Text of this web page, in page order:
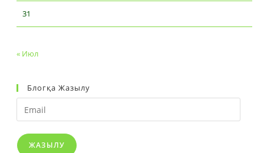
31
« Июл
Блогқа Жазылу
Email
ЖАЗЫЛУ